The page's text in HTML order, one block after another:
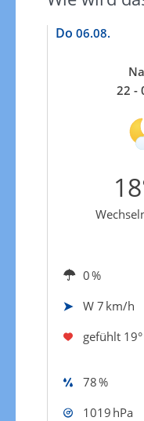
Do 06.08.
22 -
0 %
W 7 km/h
gefühlt
78 %
1019 hPa